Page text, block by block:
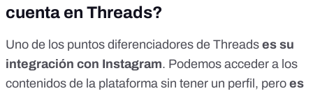
cuenta en Threads?
Uno de los puntos diferenciadores de Threads es su
integración con Instagram. Podemos acceder a los
contenidos de la plataforma sin tener un perfil, pero es